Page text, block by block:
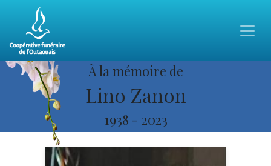
À la mémoire de
Lino Zanon
1938 - 2023